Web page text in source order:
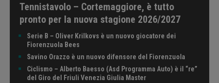
Tennistavolo – Cortemaggiore, è tutto
pronto per la nuova stagione 2026/2027
Serie B – Oliver Krilkovs è un nuovo giocatore dei
Fiorenzuola Bees
Savino Orazzo è un nuovo difensore del Fiorenzuola
Ciclismo – Alberto Baesso (Asd Programma Auto) è il “re”
del Giro del Friuli Venezia Giulia Master